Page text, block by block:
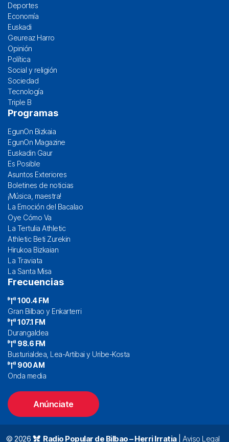
Deportes
Economía
Euskadi
Geureaz Harro
Opinión
Política
Social y religión
Sociedad
Tecnología
Triple B
Programas
EgunOn Bizkaia
EgunOn Magazine
Euskadin Gaur
Es Posible
Asuntos Exteriores
Boletines de noticias
¡Música, maestra!
La Emoción del Bacalao
Oye Cómo Va
La Tertulia Athletic
Athletic Beti Zurekin
Hirukoa Bizkaian
La Traviata
La Santa Misa
Frecuencias
100.4 FM
Gran Bilbao y Enkarterri
107.1 FM
Durangaldea
98.6 FM
Busturialdea, Lea-Artibai y Uribe-Kosta
900 AM
Onda media
Anúnciate
© 2026 Radio Popular de Bilbao – Herri Irratia| Aviso Legal